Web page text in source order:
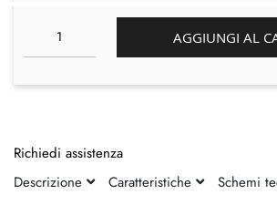
AGGIUNGI AL
Richiedi assistenza
Descrizione
Caratteristiche Schemi